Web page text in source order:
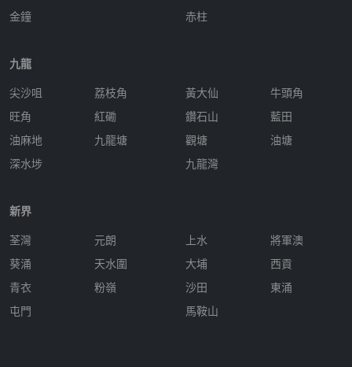
金鐘
赤柱
九龍
尖沙咀
旺角
油麻地
深水埗
荔枝角
紅磡
九龍塘
黃大仙
鑽石山
觀塘
九龍灣
牛頭角
藍田
油塘
新界
荃灣
葵涌
青衣
屯門
元朗
天水圍
粉嶺
上水
大埔
沙田
馬鞍山
將軍澳
西貢
東涌